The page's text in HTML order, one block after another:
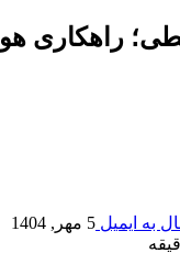
راهکاری
به ایمیل 5 مهر, 1404